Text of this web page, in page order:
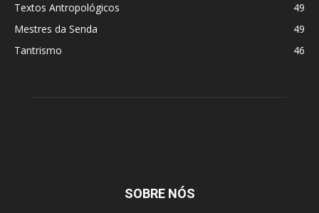
Textos Antropológicos
49
Mestres da Senda
49
Tantrismo
46
SOBRE NÓS